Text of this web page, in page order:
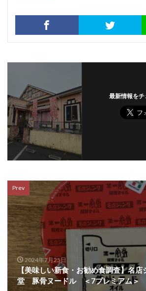
最新情報をチ
Prev
2024年7月25日
【美味しい新食・お勧め食調査】名
堂 豚骨ヌードル ＜7プレミアム＞